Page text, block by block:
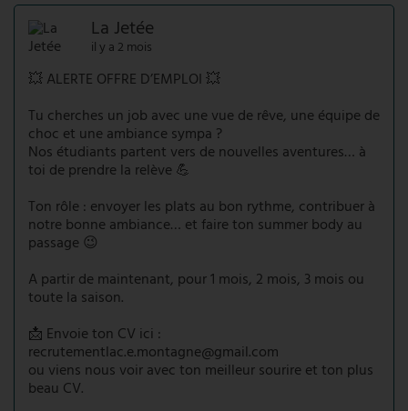
La Jetée
il y a 2 mois
💥 ALERTE OFFRE D’EMPLOI 💥
Tu cherches un job avec une vue de rêve, une équipe de
choc et une ambiance sympa ?
Nos étudiants partent vers de nouvelles aventures… à
toi de prendre la relève 💪
Ton rôle : envoyer les plats au bon rythme, contribuer à
notre bonne ambiance… et faire ton summer body au
passage 😉
A partir de maintenant, pour 1 mois, 2 mois, 3 mois ou
toute la saison.
📩 Envoie ton CV ici :
recrutementlac.e.montagne@gmail.com
ou viens nous voir avec ton meilleur sourire et ton plus
beau CV.